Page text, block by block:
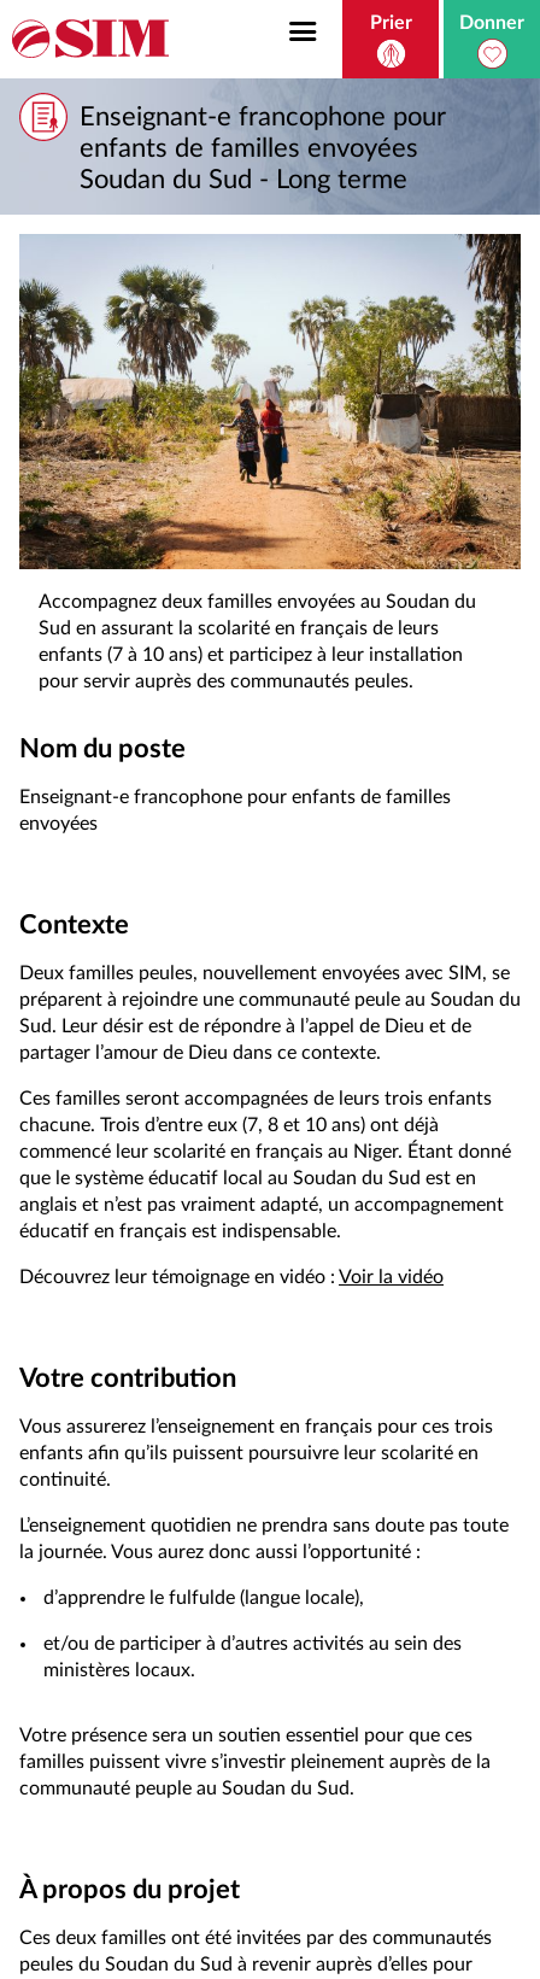
Prier Donner
Enseignant-e francophone pour
enfants de familles envoyées
Soudan du Sud - Long terme
Accompagnez deux familles envoyées au Soudan du
Sud en assurant la scolarité en français de leurs
enfants (7 à 10 ans) et participez à leur installation
pour servir auprès des communautés peules.
Nom du poste
Enseignant-e francophone pour enfants de familles
envoyées
Contexte
Deux familles peules, nouvellement envoyées avec SIM, se
préparent à rejoindre une communauté peule au Soudan du
Sud. Leur désir est de répondre à l’appel de Dieu et de
partager l’amour de Dieu dans ce contexte.
Ces familles seront accompagnées de leurs trois enfants
chacune. Trois d’entre eux (7, 8 et 10 ans) ont déjà
commencé leur scolarité en français au Niger. Étant donné
que le système éducatif local au Soudan du Sud est en
anglais et n’est pas vraiment adapté, un accompagnement
éducatif en français est indispensable.
Découvrez leur témoignage en vidéo : Voir la vidéo
Votre contribution
Vous assurerez l’enseignement en français pour ces trois
enfants afin qu’ils puissent poursuivre leur scolarité en
continuité.
L’enseignement quotidien ne prendra sans doute pas toute
la journée. Vous aurez donc aussi l’opportunité :
d’apprendre le fulfulde (langue locale),
et/ou de participer à d’autres activités au sein des
ministères locaux.
Votre présence sera un soutien essentiel pour que ces
familles puissent vivre s’investir pleinement auprès de la
communauté peuple au Soudan du Sud.
À propos du projet
Ces deux familles ont été invitées par des communautés
peules du Soudan du Sud à revenir auprès d’elles pour